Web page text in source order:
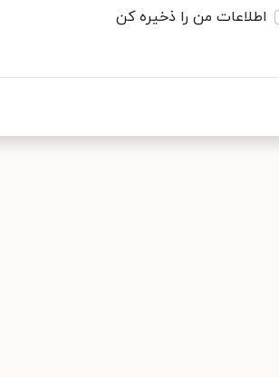
اطلاعات من را ذخیره کن